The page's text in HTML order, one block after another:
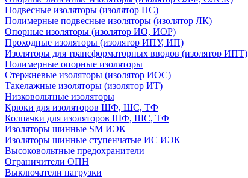
Подвесные изоляторы (изолятор ПС)
Полимерные подвесные изоляторы (изолятор ЛК)
Опорные изоляторы (изолятор ИО, ИОР)
Проходные изоляторы (изолятор ИПУ, ИП)
Изоляторы для трансформаторных вводов (изолятор ИПТ)
Полимерные опорные изоляторы
Стержневые изоляторы (изолятор ИОС)
Такелажные изоляторы (изолятор ИТ)
Низковольтные изоляторы
Крюки для изоляторов ШФ, ШС, ТФ
Колпачки для изоляторов ШФ, ШС, ТФ
Изоляторы шинные SM ИЭК
Изоляторы шинные ступенчатые ИС ИЭК
Высоковольтные предохранители
Ограничители ОПН
Выключатели нагрузки